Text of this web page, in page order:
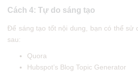
Cách 4: Tự do sáng tạo
Để sáng tạo tốt nội dung, bạn có thể sử
sau:
Quora
Hubspot’s Blog Topic Generator